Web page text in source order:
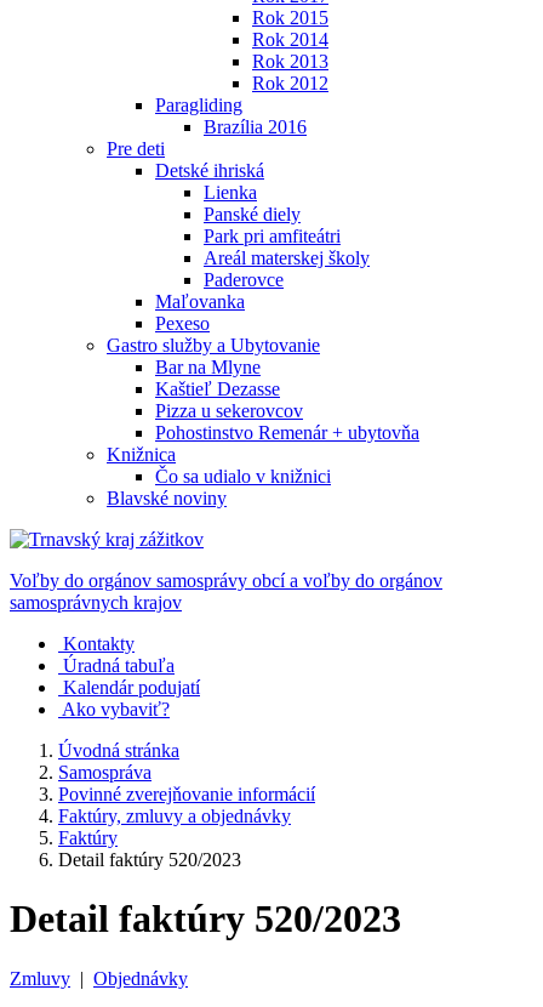
Rok 2015
Rok 2014
Rok 2013
Rok 2012
Paragliding
Brazília 2016
Pre deti
Detské ihriská
Lienka
Panské diely
Park pri amfiteátri
Areál materskej školy
Paderovce
Maľovanka
Pexeso
Gastro služby a Ubytovanie
Bar na Mlyne
Kaštieľ Dezasse
Pizza u sekerovcov
Pohostinstvo Remenár + ubytovňa
Knižnica
Čo sa udialo v knižnici
Blavské noviny
Voľby do orgánov samosprávy obcí a voľby do orgánov
samosprávnych krajov
Kontakty
Úradná tabuľa
Kalendár podujatí
Ako vybaviť?
Úvodná stránka
Samospráva
Povinné zverejňovanie informácií
Faktúry, zmluvy a objednávky
Faktúry
Detail faktúry 520/2023
Detail faktúry 520/2023
Zmluvy | Objednávky